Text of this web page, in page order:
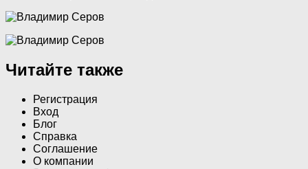
Читайте также
Регистрация
Вход
Блог
Справка
Соглашение
О компании